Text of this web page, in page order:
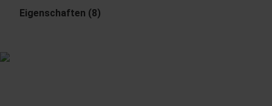
Eigenschaften (8)